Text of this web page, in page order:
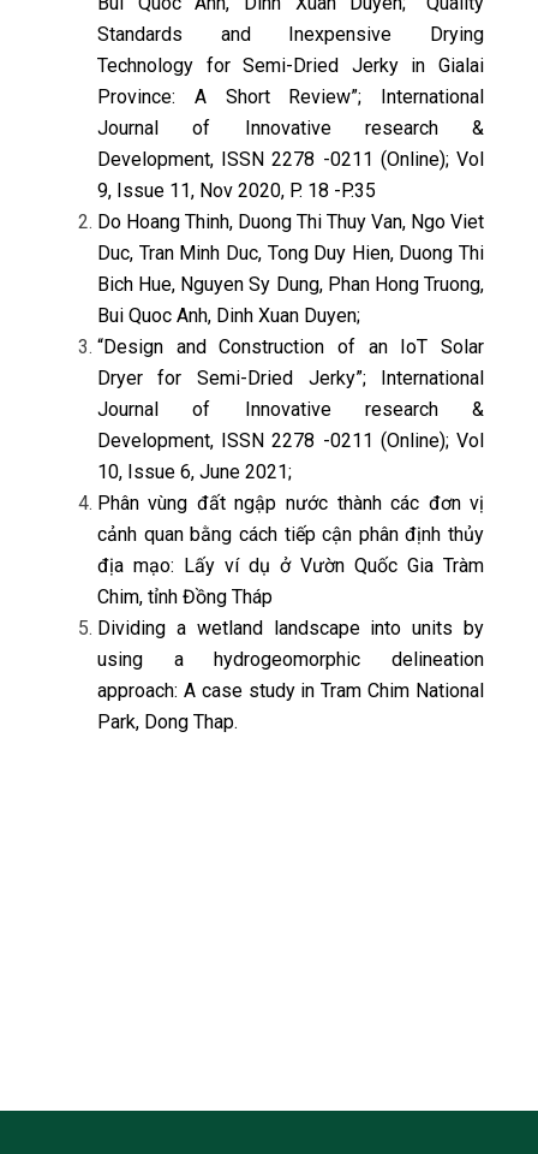
Standards and Inexpensive Drying
Technology for Semi-Dried Jerky in Gialai
Province: A Short Review”; International
Journal of Innovative research &
Development, ISSN 2278 -0211 (Online); Vol
9, Issue 11, Nov 2020, P. 18 -P.35
Do Hoang Thinh, Duong Thi Thuy Van, Ngo Viet
Duc, Tran Minh Duc, Tong Duy Hien, Duong Thi
Bich Hue, Nguyen Sy Dung, Phan Hong Truong,
Bui Quoc Anh, Dinh Xuan Duyen;
“Design and Construction of an IoT Solar
Dryer for Semi-Dried Jerky”; International
Journal of Innovative research &
Development, ISSN 2278 -0211 (Online); Vol
10, Issue 6, June 2021;
Phân vùng đất ngập nước thành các đơn vị
cảnh quan bằng cách tiếp cận phân định thủy
địa mạo: Lấy ví dụ ở Vườn Quốc Gia Tràm
Chim, tỉnh Đồng Tháp
Dividing a wetland landscape into units by
using a hydrogeomorphic delineation
approach: A case study in Tram Chim National
Park, Dong Thap.